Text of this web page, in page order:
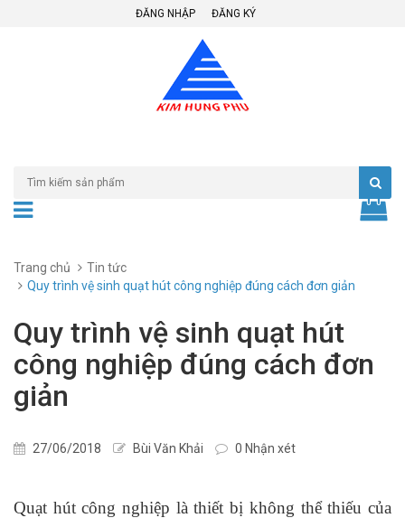
ĐĂNG NHẬP ĐĂNG KÝ
Trang chủ
Tin tức
Quy trình vệ sinh quạt hút công nghiệp đúng cách đơn giản
Quy trình vệ sinh quạt hút
công nghiệp đúng cách đơn
giản
27/06/2018 Bùi Văn Khải 0 Nhận xét
Quạt hút công nghiệp là thiết bị không thể thiếu của